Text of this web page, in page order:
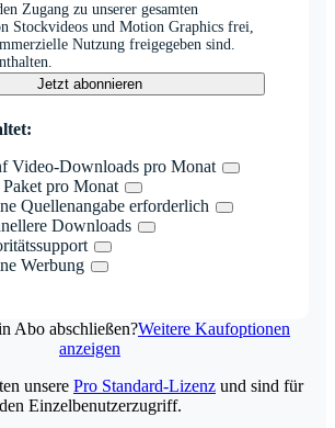
Zugang zu unserer gesamten
Stockvideos und Motion Graphics frei,
Nutzung freigegeben sind.
Jetzt abonnieren
Video-Downloads pro Monat
pro Monat
Quellenangabe erforderlich
Downloads
Werbung
Abo abschließen?Weitere Kaufoptionen
anzeigen
unsere Pro Standard-Lizenz und sind für
den Einzelbenutzerzugriff.